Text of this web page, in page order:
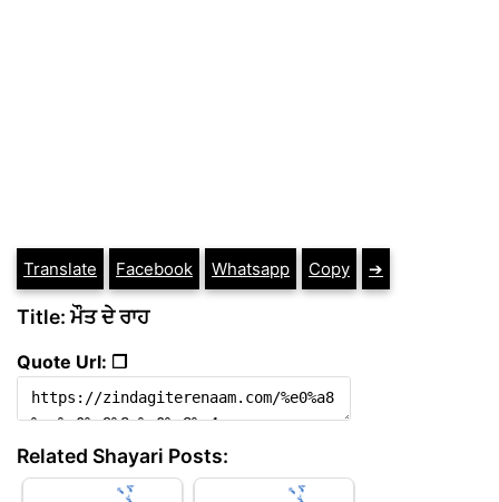
Translate Facebook Whatsapp Copy ➔
Title: ਮੌਤ ਦੇ ਰਾਹ
Quote Url: ❐
Related Shayari Posts: